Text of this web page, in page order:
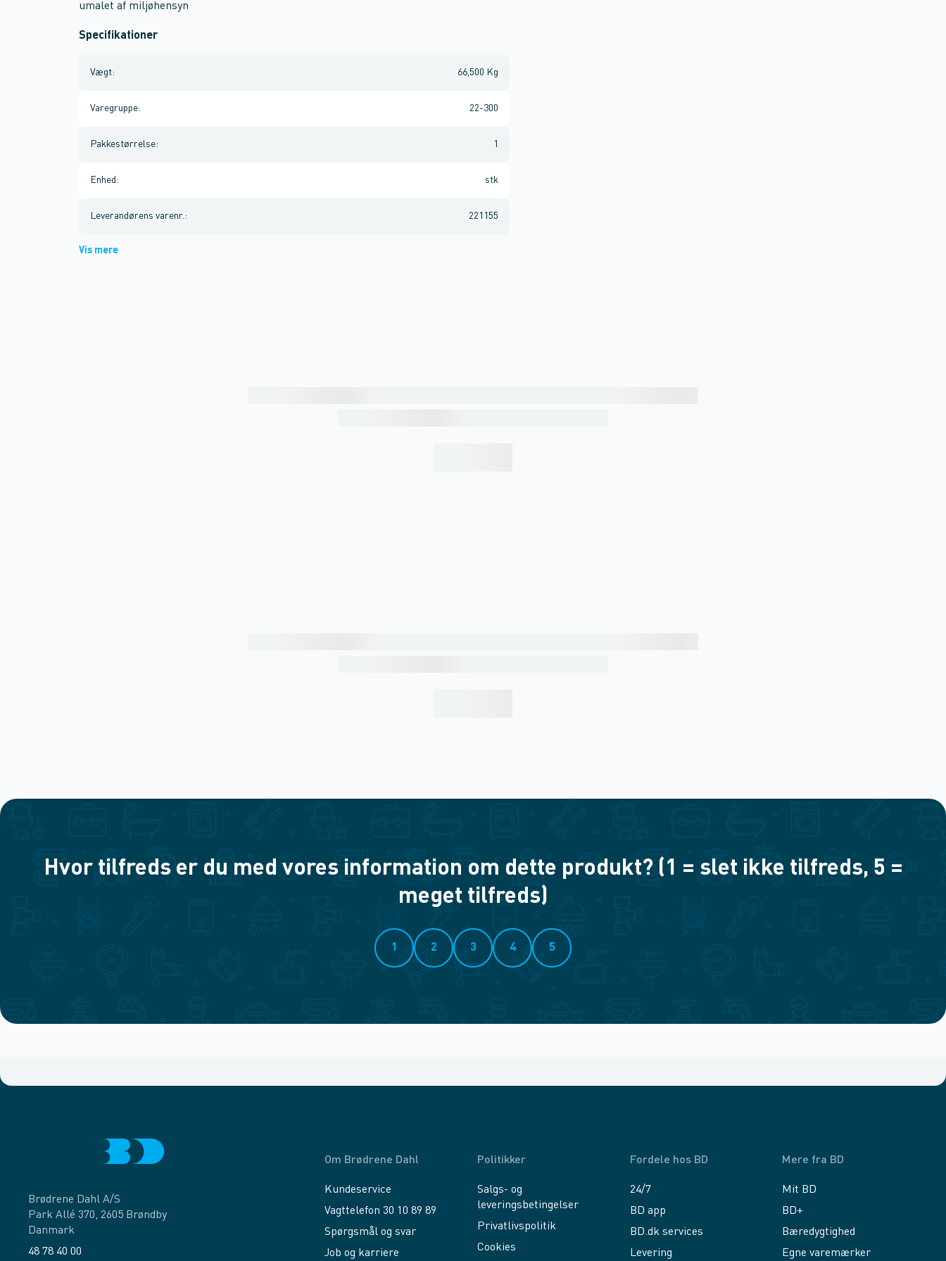
umalet af miljøhensyn
Specifikationer
Vægt: 66,500 Kg
Varegruppe: 22-300
Pakkestørrelse: 1
Enhed : stk
Leverandørens varenr. : 221155
Vis mere
Hvor tilfreds er du med vores information om dette produkt? (1 = slet ikke tilfreds, 5 =
meget tilfreds)
1 2 3 4 5
Brødrene Dahl A/S
Park Allé 370, 2605 Brøndby
Danmark
48 78 40 00
Om Brødrene Dahl
Kundeservice
Vagttelefon 30 10 89 89
Spørgsmål og svar
Job og karriere
Politikker
Salgs- og
leveringsbetingelser
Privatlivspolitik
Cookies
Fordele hos BD
24/7
BD app
BD.dk services
Levering
Mere fra BD
Mit BD
BD+
Bæredygtighed
Egne varemærker